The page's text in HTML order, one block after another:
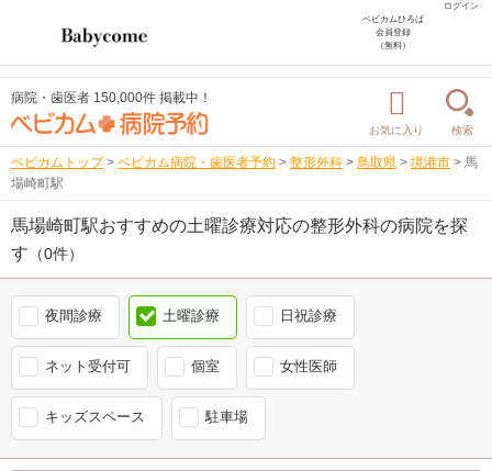
ログイン
ベビカムひろば
会員登録
（無料）
病院・歯医者 150,000件 掲載中！
お気に入り 検索
ベビカムトップ > ベビカム病院・歯医者予約 > 整形外科 > 鳥取県 > 境港市 > 馬
場崎町駅
馬場崎町駅おすすめの土曜診療対応の整形外科の病院を探
す （0件）
夜間診療 土曜診療 日祝診療
ネット受付可 個室 女性医師
キッズスペース 駐車場